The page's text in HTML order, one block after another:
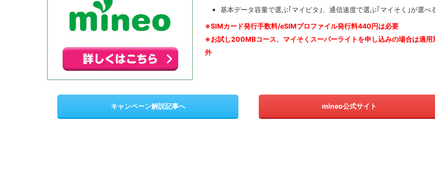
基本データ容量で選ぶ｢マイピタ｣、通信速度で選ぶ｢マイそく｣が選べ
※SIMカード発行手数料/eSIMプロファイル発行料440円は必要
※お試し200MBコース、マイそくスーパーライトを申し込みの場合は適用
外
キャンペーン解説記事へ mineo公式サイト